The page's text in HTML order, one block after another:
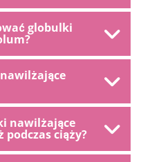
globulki
nawilżające
ciąży?